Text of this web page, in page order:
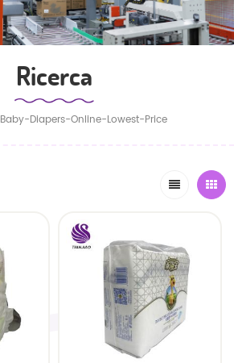
Ricerca
Baby-Diapers-Online-Lowest-Price